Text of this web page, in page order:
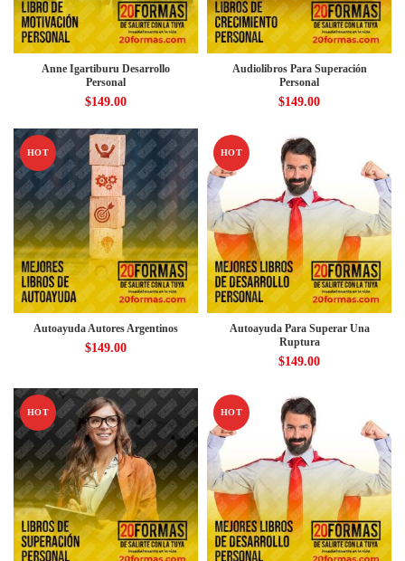
Anne Igartiburu Desarrollo
Personal
$149.00
Audiolibros Para Superación
Personal
$149.00
HOT
Autoayuda Autores Argentinos
$149.00
HOT
Autoayuda Para Superar Una
Ruptura
$149.00
HOT HOT